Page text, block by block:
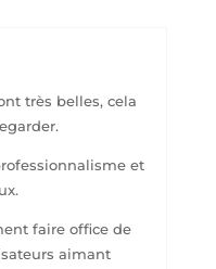
très belles, cela
et
faire office de
aimant